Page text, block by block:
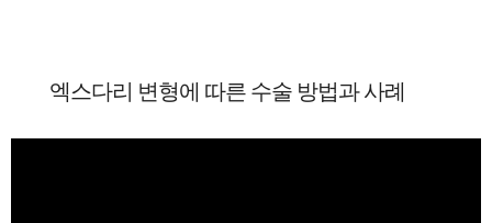
엑스다리 변형에 따른 수술 방법과 사례